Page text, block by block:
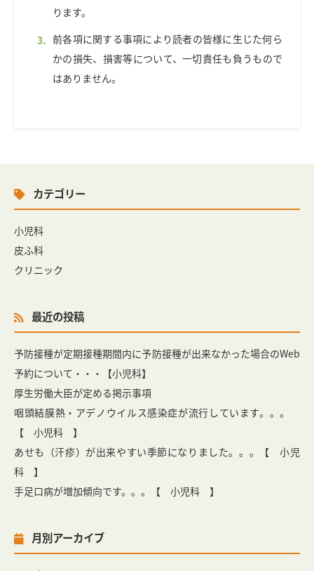
ります。
前各項に関する事項により読者の皆様に生じた何ら
かの損失、損害等について、一切責任も負うもので
はありません。
カテゴリー
小児科
皮ふ科
クリニック
最近の投稿
予防接種が定期接種期間内に予防接種が出来なかった場合のWeb
予約について・・・【小児科】
厚生労働大臣が定める掲示事項
咽頭結膜熱・アデノウイルス感染症が流行しています。。。
【 小児科 】
あせも（汗疹）が出来やすい季節になりました。。。【 小児
科 】
手足口病が増加傾向です。。。【 小児科 】
月別アーカイブ